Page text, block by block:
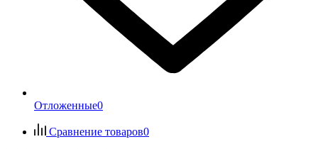
Отложенные0
Сравнение товаров0